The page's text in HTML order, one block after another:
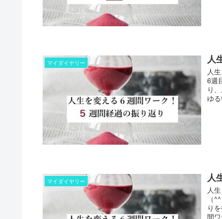
マイダイヤリー 人
人
6週
り
ゆ
マイダイヤリー 人
人
（
り
間